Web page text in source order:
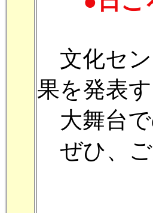
文化セン
果を発表
大舞台で
ぜひ、ご